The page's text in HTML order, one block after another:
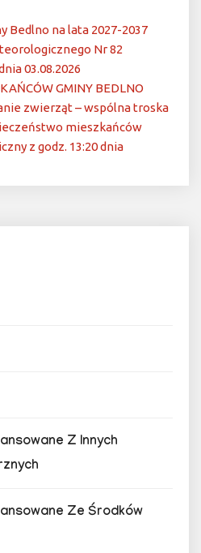
Bedlno na lata 2027-2037
Nr 82
03.08.2026
GMINY BEDLNO
zwierząt – wspólna troska
mieszkańców
z godz. 13:20 dnia
Z Innych
Ze Środków